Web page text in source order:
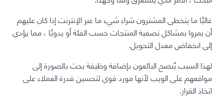
غالبًا ما يتخطى المشترون شراء شيء ما عبر الإنترنت إذا كان عليهم
أن يمروا بمشاكل تصفية المنتجات حسب الفئة أو يدويًا ، مما يؤدي
إلى انخفاض معدل التحويل.
لهذا السبب يُنصح البائعون بإضافة وظيفة بحث بالصورة إلى
مواقعهم على الويب لأنها مورد قوي لتحسين قدرة العملاء على
اتخاذ القرار.